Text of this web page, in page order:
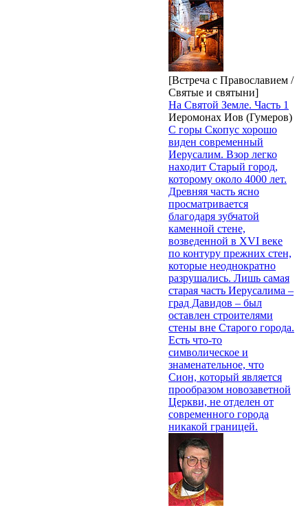
[Встреча с Православием /
Святые и святыни]
На Святой Земле. Часть 1
Иеромонах Иов (Гумеров)
С горы Скопус хорошо
виден современный
Иерусалим. Взор легко
находит Старый город,
которому около 4000 лет.
Древняя часть ясно
просматривается
благодаря зубчатой
каменной стене,
возведенной в XVI веке
по контуру прежних стен,
которые неоднократно
разрушались. Лишь самая
старая часть Иерусалима –
град Давидов – был
оставлен строителями
стены вне Старого города.
Есть что-то
символическое и
знаменательное, что
Сион, который является
прообразом новозаветной
Церкви, не отделен от
современного города
никакой границей.